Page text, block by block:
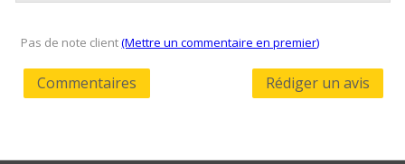
Pas de note client(Mettre un commentaire en premier)
Commentaires Rédiger un avis